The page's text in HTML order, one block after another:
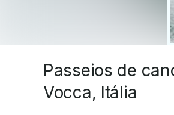
Passeios de
Vocca, Itália